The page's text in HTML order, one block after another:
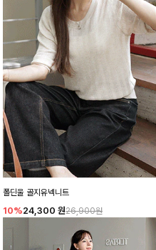
폴딘울 골지유넥니트
10%24,300 원26,900원